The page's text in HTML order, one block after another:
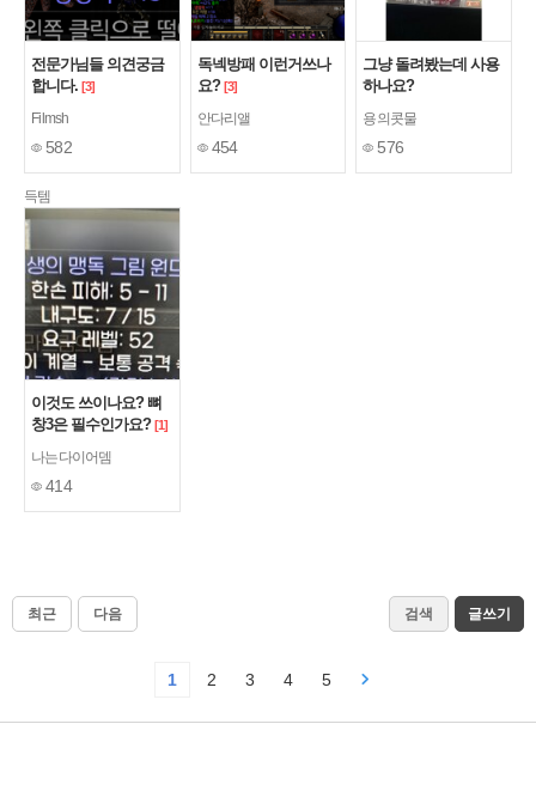
전문가님들 의견궁금
합니다. [3]
Filmsh
582
독넥방패 이런거쓰나
요? [3]
안다리앨
454
그냥 돌려봤는데 사용
하나요?
용의콧물
576
득템
이것도 쓰이나요? 뼈
창3은 필수인가요? [1]
나는다이어뎀
414
최근 다음 검색 글쓰기
1 2 3 4 5